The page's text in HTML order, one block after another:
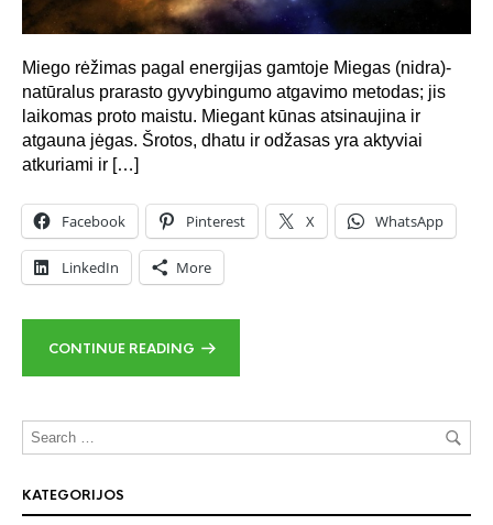
Miego rėžimas pagal energijas gamtoje Miegas (nidra)-
natūralus prarasto gyvybingumo atgavimo metodas; jis
laikomas proto maistu. Miegant kūnas atsinaujina ir
atgauna jėgas. Šrotos, dhatu ir odžasas yra aktyviai
atkuriami ir […]
Facebook Pinterest X WhatsApp
LinkedIn More
CONTINUE READING
KATEGORIJOS